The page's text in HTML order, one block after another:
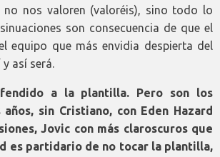
no nos valoren (valoréis), sino todo lo
son consecuencia de que el
equipo que más envidia despierta del
y así será.
a la plantilla. Pero son los
años, sin Cristiano, con Eden Hazard
Jovic con más claroscuros que
es partidario de no tocar la plantilla,